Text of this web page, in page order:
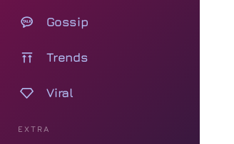
Gossip
Trends
Viral
EXTRA